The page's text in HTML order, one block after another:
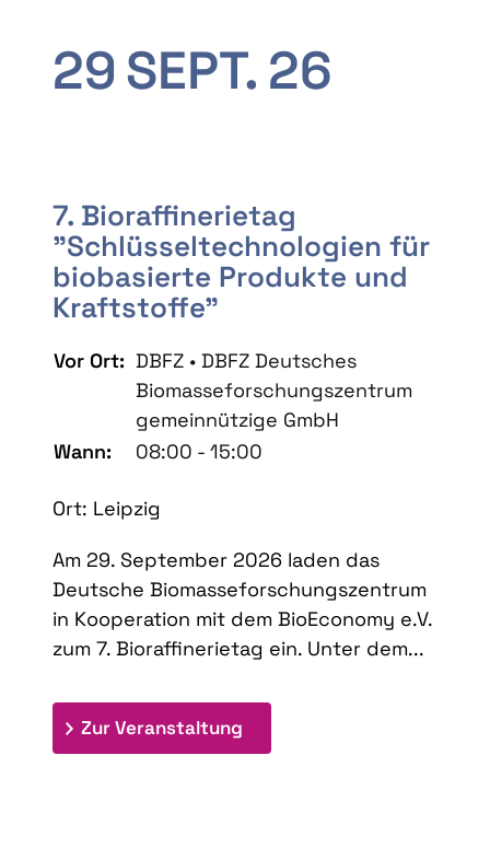
29SEPT. 26
7. Bioraffinerietag
"Schlüsseltechnologien für
biobasierte Produkte und
Kraftstoffe"
Vor Ort: DBFZ • DBFZ Deutsches
Biomasseforschungszentrum
gemeinnützige GmbH
Wann:
08:00 - 15:00
Ort: Leipzig
Am 29. September 2026 laden das
Deutsche Biomasseforschungszentrum
in Kooperation mit dem BioEconomy e.V.
zum 7. Bioraffinerietag ein. Unter dem...
Zur Veranstaltung